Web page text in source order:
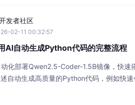
发者社区
02-11 00:32:57
自动生成Python代码的完整流程
化部署Qwen2.5-Coder-1.5B镜像，快速
自动生成高质量的Python代码，例如快